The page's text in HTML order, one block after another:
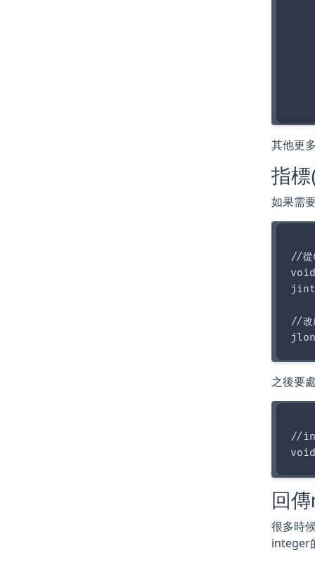
其他更
指
如果需
//從
jint
//改
之後要
//
回
很多時
integer